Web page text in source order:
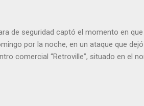
de seguridad captó el momento en
por la noche, en un ataque que
comercial “Retroville”, situado en el